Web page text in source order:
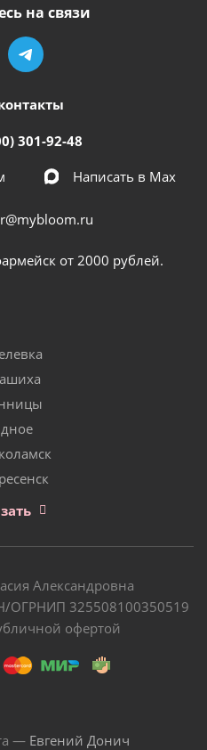
на связи
301-92-48
Написать в Мах
от 2000 рублей.
Александровна
ОГРНИП 325508100350519
офертой
— Евгений Донич